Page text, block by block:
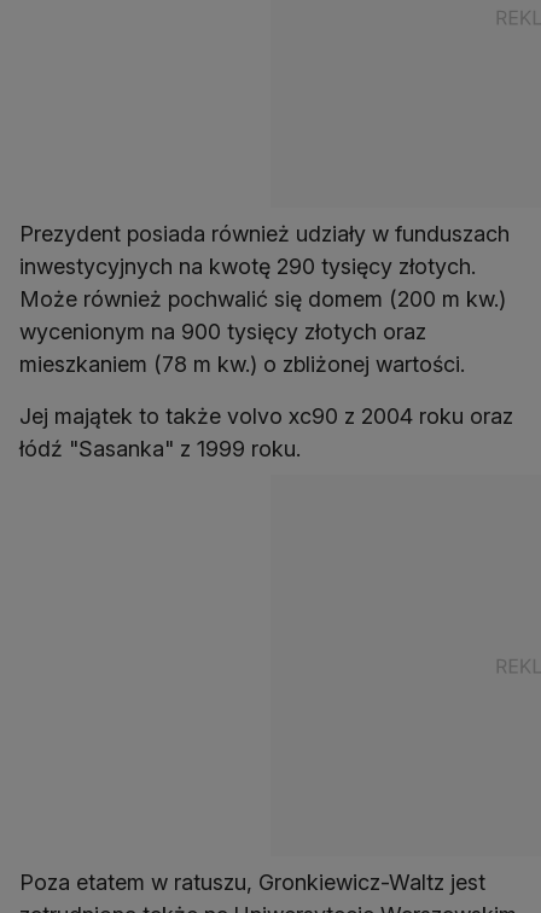
Prezydent posiada również udziały w funduszach
inwestycyjnych na kwotę 290 tysięcy złotych.
Może również pochwalić się domem (200 m kw.)
wycenionym na 900 tysięcy złotych oraz
mieszkaniem (78 m kw.) o zbliżonej wartości.
Jej majątek to także volvo xc90 z 2004 roku oraz
łódź "Sasanka" z 1999 roku.
Poza etatem w ratuszu, Gronkiewicz-Waltz jest